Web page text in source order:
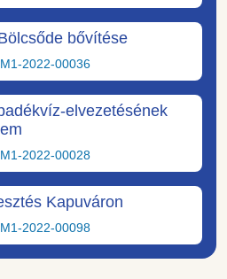
bővítése
2022-00036
elvezetésének
2022-00028
Kapuváron
2022-00098